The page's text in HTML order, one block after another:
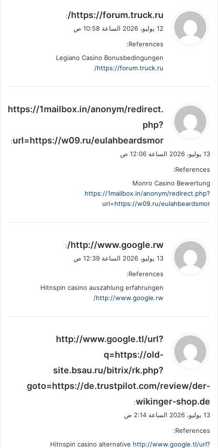
ي
ق
ل
https://forum.truck.ru/
:
12 يوليو، 2026 الساعة 10:58 ص
References:
Legiano Casino Bonusbedingungen
https://forum.truck.ru/
و
ل
https://1mailbox.in/anonym/redirect.
php?
url=https://w09.ru/eulahbeardsmor
:
13 يوليو، 2026 الساعة 12:06 ص
References:
Monro Casino Bewertung
https://1mailbox.in/anonym/redirect.php?
url=https://w09.ru/eulahbeardsmor
ي
ق
ل
http://www.google.rw/
:
13 يوليو، 2026 الساعة 12:39 ص
References:
Hitnspin casino auszahlung erfahrungen
http://www.google.rw/
ي
ل
http://www.google.tl/url?
q=https://old-
site.bsau.ru/bitrix/rk.php?
goto=https://de.trustpilot.com/review/der-
wikinger-shop.de
:
13 يوليو، 2026 الساعة 2:14 ص
References:
Hitnspin casino alternative http://www.google.tl/url?